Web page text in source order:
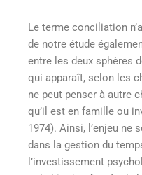
Le terme conciliation
de notre étude
entre les deux sphères
qui apparaît, selon les
ne peut penser à autre
qu’il est en famille ou
1974). Ainsi, l’enjeu ne
dans la gestion du
l’investissement